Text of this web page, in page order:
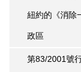
紐約的《消除
政區
第83/2001號